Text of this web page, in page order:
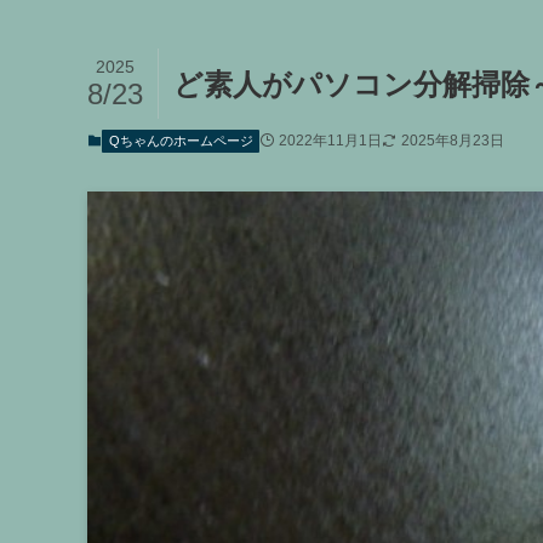
ど素人がパソコン分解掃除
2025
8/23
Qちゃんのホームページ 2022年11月1日 2025年8月23日